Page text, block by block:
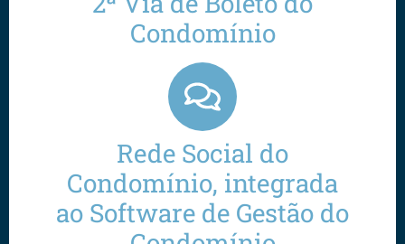
Condomínio
Rede Social do
Condomínio, integrada
ao Software de Gestão do